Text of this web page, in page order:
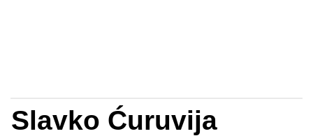
Slavko Ćuruvija